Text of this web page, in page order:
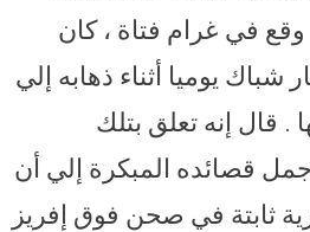
في غرام فتاة ، كان
يوميا أثناء ذهابه إلي
. قال إنه تعلق بتلك
قصائده المبكرة إلي أن
ثابتة في صحن فوق إفريز